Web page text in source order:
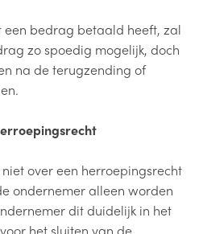
een bedrag betaald heeft, zal
zo spoedig mogelijk, doch
na de terugzending of
over een herroepingsrecht
ondernemer alleen worden
dit duidelijk in het